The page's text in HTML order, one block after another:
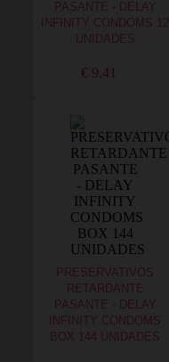
PASANTE - DELAY
INFINITY CONDOMS 12
UNIDADES
€ 9,41
PRESERVATIVOS
RETARDANTE
PASANTE - DELAY
INFINITY CONDOMS
BOX 144 UNIDADES